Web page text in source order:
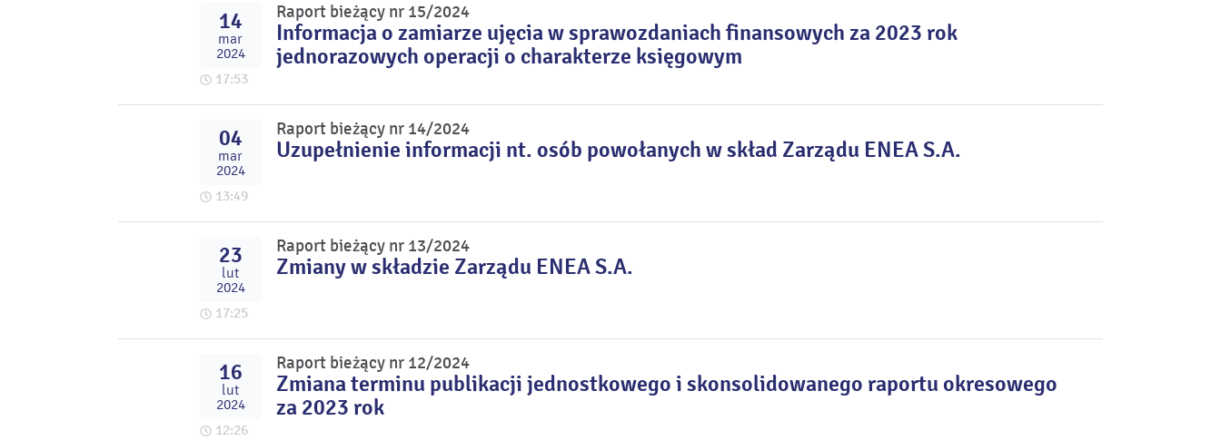
14
mar
2024
17:53
Raport bieżący nr 15/2024
Informacja o zamiarze ujęcia w sprawozdaniach finansowych za 2023 rok
jednorazowych operacji o charakterze księgowym
04
mar
2024
13:49
Raport bieżący nr 14/2024
Uzupełnienie informacji nt. osób powołanych w skład Zarządu ENEA S.A.
23
lut
2024
17:25
Raport bieżący nr 13/2024
Zmiany w składzie Zarządu ENEA S.A.
16
lut
2024
12:26
Raport bieżący nr 12/2024
Zmiana terminu publikacji jednostkowego i skonsolidowanego raportu okresowego
za 2023 rok